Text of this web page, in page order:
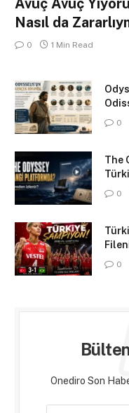
Avuç Avuç
Nasıl da
0 1 Min Read
0
The
0
0
Onediro Son